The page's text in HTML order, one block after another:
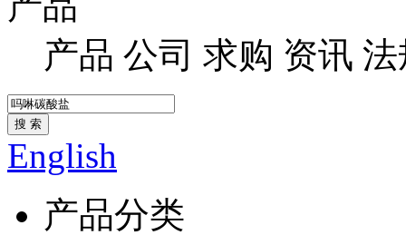
产品 公司 求购 资讯 法
搜 索
English
产品分类